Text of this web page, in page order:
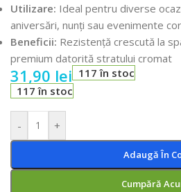
Utilizare: Ideal pentru diverse
aniversări, nunți sau evenimente
Beneficii: Rezistență crescută la
premium datorită stratului cromat
31,90 lei 117 în stoc
117 în stoc
- +
Adaugă În
Cumpără